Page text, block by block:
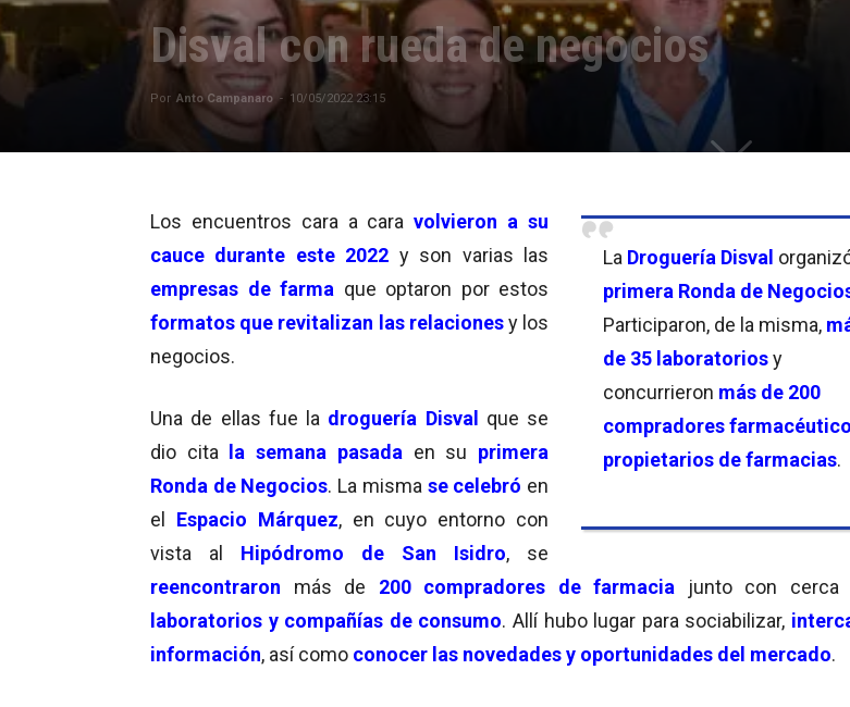
Disval con rueda de negocios
Por Anto Campanaro - 10/05/2022 23:15
La Droguería Disval
primera Ronda de
Participaron, de la misma,
de 35 laboratoriosy
concurrieron más de 200
compradores
propietarios de farmacias.
Los encuentros cara a caravolvieron a su
cauce durante este 2022 y son varias las
empresas de farma que optaron por estos
formatos que revitalizan las relacionesy los
negocios.
Una de ellas fue la droguería Disval que se
dio cita la semana pasada en su primera
Ronda de Negocios. La misma se celebró en
el Espacio Márquez, en cuyo entorno con
vista al Hipódromo de San Isidro, se
reencontraron más de 200 compradores de farmacia junto con cerca
laboratorios y compañías de consumo. Allí hubo lugar para sociabilizar,
información, así como conocer las novedades y oportunidades del mercado.